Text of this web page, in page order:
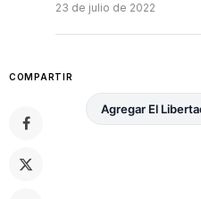
23 de julio de 2022
COMPARTIR
Agregar El